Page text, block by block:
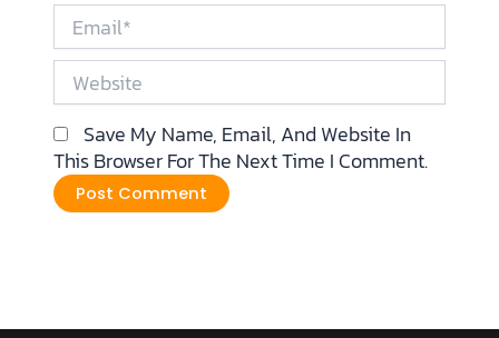
Email*
Website
Save My Name, Email, And Website In
This Browser For The Next Time I Comment.